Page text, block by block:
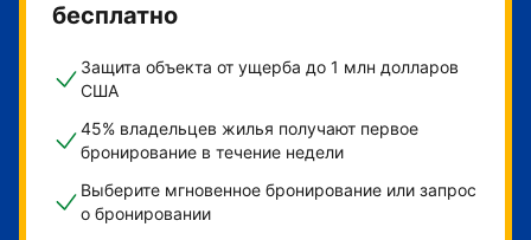
бесплатно
Защита объекта от ущерба до 1 млн долларов
США
45% владельцев жилья получают первое
бронирование в течение недели
Выберите мгновенное бронирование или запрос
о бронировании